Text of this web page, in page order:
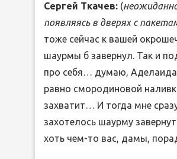
Сергей Ткачев: (
появляясь в дверях с
тоже сейчас к вашей
шаурмы б завернул. Так и
про себя… думаю, Аделаида
равно смородиновой
захватит… И тогда мне
захотелось шаурму
хоть чем-то вас, дамы,